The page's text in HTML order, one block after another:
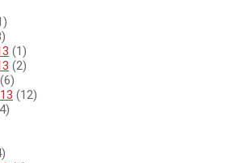
(1)
(2)
(6)
(12)